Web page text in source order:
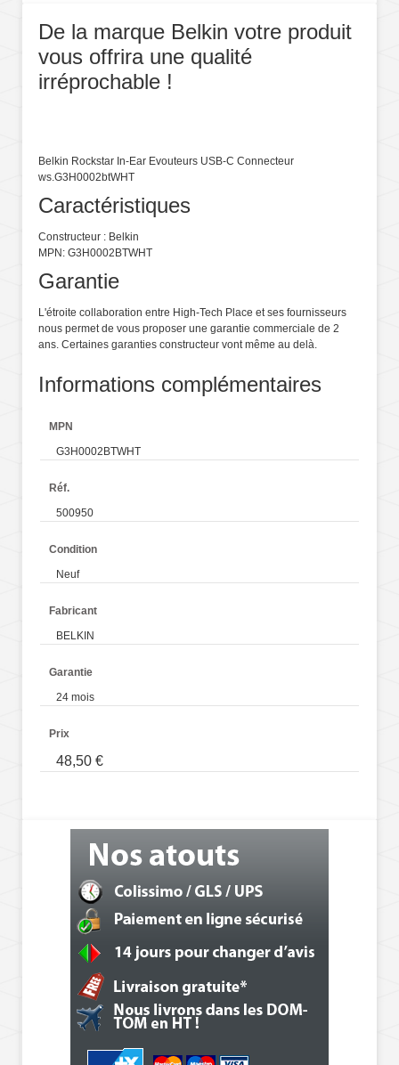
De la marque Belkin votre produit
vous offrira une qualité
irréprochable !
Belkin Rockstar In-Ear Evouteurs USB-C Connecteur
ws.G3H0002btWHT
Caractéristiques
Constructeur : Belkin
MPN: G3H0002BTWHT
Garantie
L'étroite collaboration entre High-Tech Place et ses fournisseurs
nous permet de vous proposer une garantie commerciale de 2
ans. Certaines garanties constructeur vont même au delà.
Informations complémentaires
MPN
G3H0002BTWHT
Réf.
500950
Condition
Neuf
Fabricant
BELKIN
Garantie
24 mois
Prix
48,50 €